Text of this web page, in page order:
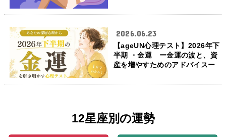
2026.06.23
【ageUN心理テスト】2026年下
半期 ・金運 ー金運の波と、資
産を増やすためのアドバイスー
12星座別の運勢